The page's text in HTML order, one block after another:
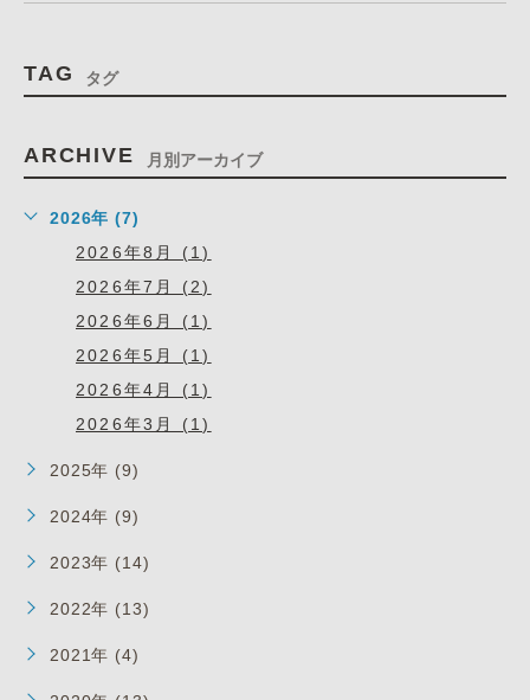
TAG タグ
ARCHIVE 月別アーカイブ
2026年 (7)
2026年8月 (1)
2026年7月 (2)
2026年6月 (1)
2026年5月 (1)
2026年4月 (1)
2026年3月 (1)
2025年 (9)
2024年 (9)
2023年 (14)
2022年 (13)
2021年 (4)